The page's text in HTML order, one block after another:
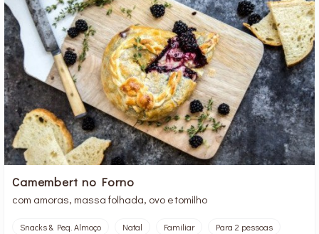
Camembert no Forno
com amoras, massa folhada, ovo e tomilho
Snacks & Peq. Almoço Natal Familiar
Para 2 pessoas